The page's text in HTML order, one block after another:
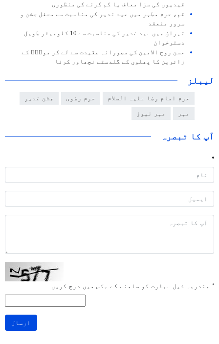
قیدیوں کی سزا معاف یا کم کرنے کی منظوری
قم، حرم مطہر میں عید غدیر کی مناسبت سے محفل جشن و
سرور منعقد
تہران میں عید غدیر کی مناسبت سے 10 کلومیٹر طویل
دسترخوان
حسن روح الامین کی مصورانہ عقیدت سے لے کر مولاؑ کے
زائرین کا پھلوں کے گلدستے نچھاور کرنا
لیبلز
حرم امام رضا علیہ السلام حرم رضوی جشن غدیر
مہر مہر نیوز
آپ کا تبصرہ
* مندرجہ ذیل عبارت کو سامنے کے بکس میں درج کریں
ارسال